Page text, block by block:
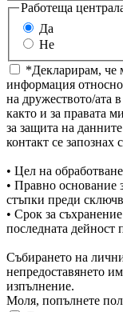
Работеща
Да
Не
*Декларирам, че
информация
на дружеството/ата
както и за правата
за защита на данните
контакт се запознах
• Цел на
• Правно основание
стъпки преди
• Срок за
последната дейност
Събирането на
непредоставянето
изпълнение.
Моля, попълнете